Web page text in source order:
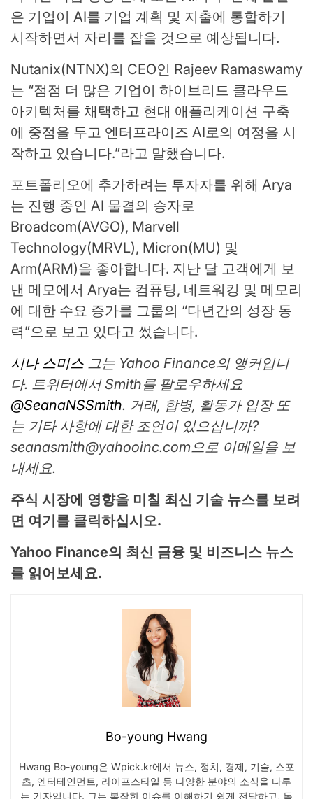
은 기업이 AI를 기업 계획 및 지출에 통합하기
시작하면서 자리를 잡을 것으로 예상됩니다.
Nutanix(NTNX)의 CEO인 Rajeev Ramaswamy
는 “점점 더 많은 기업이 하이브리드 클라우드
아키텍처를 채택하고 현대 애플리케이션 구축
에 중점을 두고 엔터프라이즈 AI로의 여정을 시
작하고 있습니다.”라고 말했습니다.
포트폴리오에 추가하려는 투자자를 위해 Arya
는 진행 중인 AI 물결의 승자로
Broadcom(AVGO), Marvell
Technology(MRVL), Micron(MU) 및
Arm(ARM)을 좋아합니다. 지난 달 고객에게 보
낸 메모에서 Arya는 컴퓨팅, 네트워킹 및 메모리
에 대한 수요 증가를 그룹의 “다년간의 성장 동
력”으로 보고 있다고 썼습니다.
시나 스미스 그는 Yahoo Finance의 앵커입니
다. 트위터에서 Smith를 팔로우하세요
@SeanaNSSmith. 거래, 합병, 활동가 입장 또
는 기타 사항에 대한 조언이 있으십니까?
seanasmith@yahooinc.com으로 이메일을 보
내세요.
주식 시장에 영향을 미칠 최신 기술 뉴스를 보려
면 여기를 클릭하십시오.
Yahoo Finance의 최신 금융 및 비즈니스 뉴스
를 읽어보세요.
Bo-young Hwang
Hwang Bo-young은 Wpick.kr에서 뉴스, 정치, 경제, 기술, 스포
츠, 엔터테인먼트, 라이프스타일 등 다양한 분야의 소식을 다루
는 기자입니다. 그는 복잡한 이슈를 이해하기 쉽게 전달하고, 독